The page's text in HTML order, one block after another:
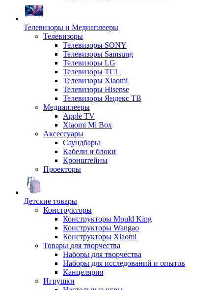
Телевизоры и Медиаплееры
Телевизоры
Телевизоры SONY
Телевизоры Samsung
Телевизоры LG
Телевизоры TCL
Телевизоры Xiaomi
Телевизоры Hisense
Телевизоры Яндекс ТВ
Медиаплееры
Apple TV
Xiaomi Mi Box
Аксессуары
Саундбары
Кабели и блоки
Кронштейны
Проекторы
Детские товары
Конструкторы
Конструкторы Mould King
Конструкторы Wangao
Конструкторы Xiaomi
Товары для творчества
Наборы для творчества
Наборы для исследований и опытов
Канцелярия
Игрушки